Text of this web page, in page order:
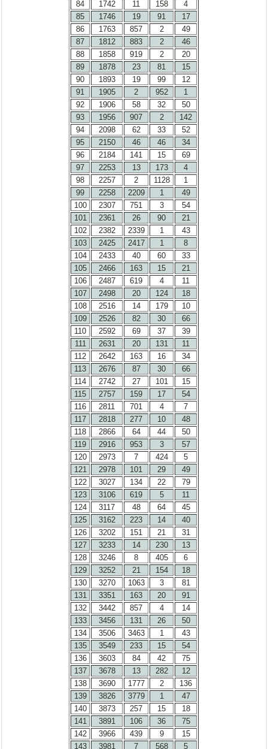
84
1742 11 158
4
85
1746 19 91
17
86
1763 857 2
49
87
1812 883 2
46
88
1858 919 2
20
89
1878 23 81
15
90
1893 19 99
12
91
1905 2 952
1
92
1906 58 32
50
93
1956 907 2
142
94
2098 62 33
52
95
2150 46 46
34
96
2184 141 15
69
97
2253 13 173
4
98
2257 2 1128
1
99
2258 2209 1
49
100
2307 751 3
54
101
2361 26 90
21
102
2382 2339 1
43
103
2425 2417 1
8
104
2433 40 60
33
105
2466 163 15
21
106
2487 619 4
11
107
2498 20 124
18
108
2516 14 179
10
109
2526 82 30
66
110
2592 69 37
39
111
2631 20 131
11
112
2642 163 16
34
113
2676 87 30
66
114
2742 27 101
15
115
2757 159 17
54
116
2811 701 4
7
117
2818 277 10
48
118
2866 64 44
50
119
2916 953 3
57
120
2973 7 424
5
121
2978 101 29
49
122
3027 134 22
79
123
3106 619 5
11
124
3117 48 64
45
125
3162 223 14
40
126
3202 151 21
31
127
3233 14 230
13
128
3246 8 405
6
129
3252 21 154
18
130
3270 1063 3
81
131
3351 163 20
91
132
3442 857 4
14
133
3456 131 26
50
134
3506 3463 1
43
135
3549 233 15
54
136
3603 84 42
75
137
3678 13 282
12
138
3690 1777 2
136
139
3826 3779 1
47
140
3873 257 15
18
141
3891 106 36
75
142
3966 439 9
15
143
3981 7 568 5